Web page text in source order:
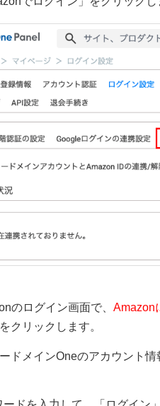
のログイン画面で、 Amazon
クリックします。
ドメインOneのアカウント情